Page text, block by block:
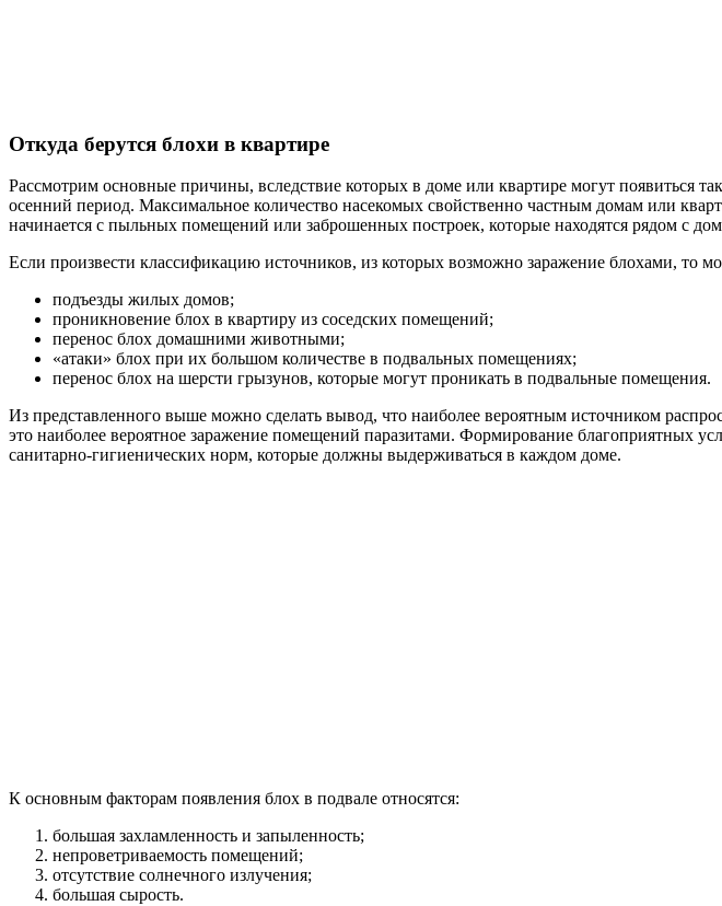
Откуда берутся блохи в квартире
Рассмотрим основные причины, вследствие которых в доме или квартире могут появиться
осенний период. Максимальное количество насекомых свойственно частным домам или
начинается с пыльных помещений или заброшенных построек, которые находятся рядом с
Если произвести классификацию источников, из которых возможно заражение блохами, то
подъезды жилых домов;
проникновение блох в квартиру из соседских помещений;
перенос блох домашними животными;
«атаки» блох при их большом количестве в подвальных помещениях;
перенос блох на шерсти грызунов, которые могут проникать в подвальные помещения.
Из представленного выше можно сделать вывод, что наиболее вероятным источником
это наиболее вероятное заражение помещений паразитами. Формирование благоприятных
санитарно-гигиенических норм, которые должны выдерживаться в каждом доме.
К основным факторам появления блох в подвале относятся:
большая захламленность и запыленность;
непроветриваемость помещений;
отсутствие солнечного излучения;
большая сырость.